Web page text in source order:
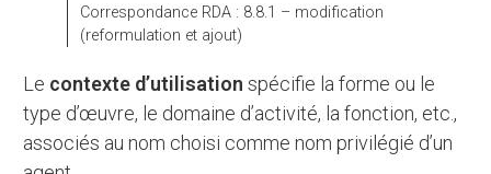
Correspondance RDA : 8.8.1 – modification
(reformulation et ajout)
Le contexte d’utilisationspécifie la forme ou le
type d’œuvre, le domaine d’activité, la fonction, etc.,
associés au nom choisi comme nom privilégié d’un